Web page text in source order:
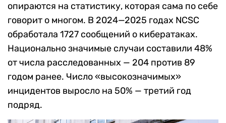
опираются на статистику, которая сама по себе
говорит о многом. В 2024—2025 годах NCSC
обработала 1727 сообщений о кибератаках.
Национально значимые случаи составили 48%
от числа расследованных — 204 против 89
годом ранее. Число «высокозначимых»
инцидентов выросло на 50% — третий год
подряд.